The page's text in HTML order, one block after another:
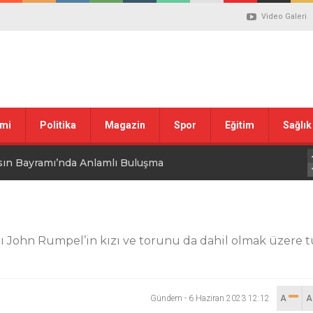
Video Galeri
Politika Magazin Spor Eğitim Sağlık
Bayramı’nda Anlamlı Buluşma
tepkisi
Marşı’nın Kabulünün 105. Yılı Mesajı
ilgili düzenleme görüşülüyor
John Rumpel’in kızı ve torunu da dahil olmak üzere
Gündem - 6 Haziran 2023 12:12 A